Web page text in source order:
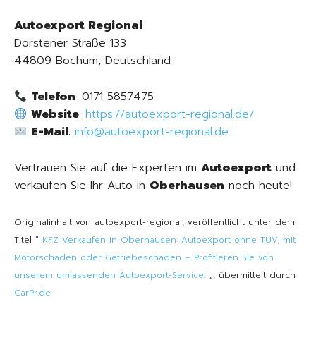
Autoexport Regional
Dorstener Straße 133
44809 Bochum, Deutschland
Telefon: 0171 5857475
Website:https://autoexport-regional.de/
E-Mail:info@autoexport-regional.de
Vertrauen Sie auf die Experten im Autoexport und
verkaufen Sie Ihr Auto in Oberhausen noch heute!
Originalinhalt von autoexport-regional, veröffentlicht unter dem
Titel “ KFZ Verkaufen in Oberhausen: Autoexport ohne TÜV, mit
Motorschaden oder Getriebeschaden – Profitieren Sie von
unserem umfassenden Autoexport-Service! „, übermittelt durch
CarPr.de